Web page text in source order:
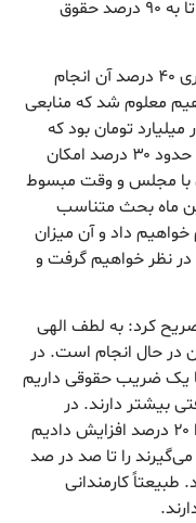
سال همسان سازی برای آنان انجام شود تا به ۹۰ درصد حقوق
وی اظهار کرد: تکلیف شده تا در سال جاری ۴۰ درصد آن انجام
معلوم شد که منابعی
پیش بینی شده بود ۵۰ هزار میلیارد تومان بود که
کفاف همسان سازی ۴۰ درصد را نمی‌داد. حدود ۳۰ درصد امکان
با مجلس و وقت مبسوط
ماه بحث متناسب
۴۰ درصد انجام خواهیم داد و آن میزان
در نظر خواهیم گرفت و
کرد: به لطف الهی
حال انجام است. در
ما یک ضریب حقوقی داریم
بیشتر دارند. در
بودجه سال آتی سقف حداقل پرداختی را ۲۰ درصد افزایش دادیم
را تا صد در صد
طبیعتاً کارمندانی